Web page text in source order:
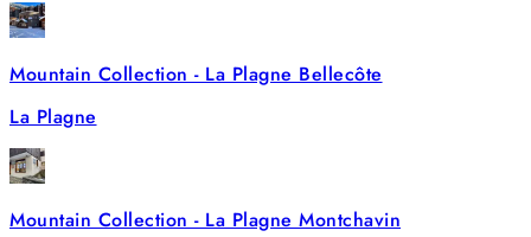
Mountain Collection - La Plagne Bellecôte
La Plagne
Mountain Collection - La Plagne Montchavin